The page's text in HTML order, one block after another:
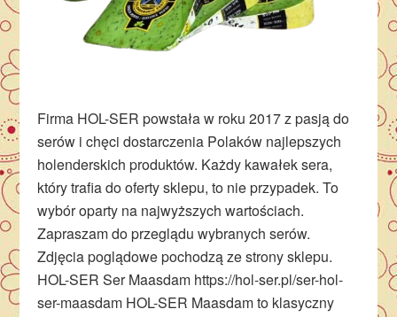
Firma HOL-SER powstała w roku 2017 z pasją do
serów i chęci dostarczenia Polaków najlepszych
holenderskich produktów. Każdy kawałek sera,
który trafia do oferty sklepu, to nie przypadek. To
wybór oparty na najwyższych wartościach.
Zapraszam do przeglądu wybranych serów.
Zdjęcia poglądowe pochodzą ze strony sklepu.
HOL-SER Ser Maasdam https://hol-ser.pl/ser-hol-
ser-maasdam HOL-SER Maasdam to klasyczny